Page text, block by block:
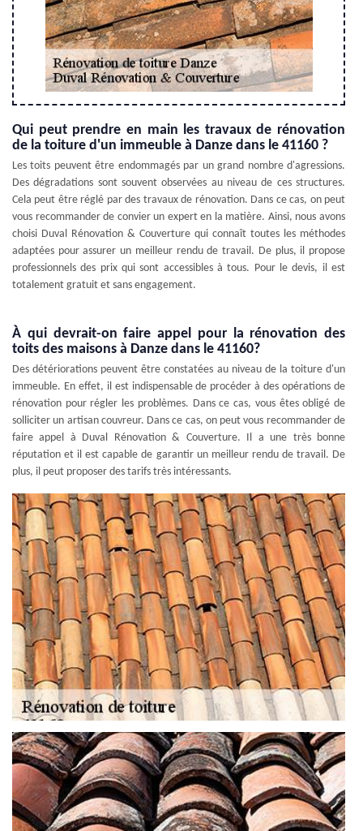
Qui peut prendre en main les travaux de rénovation
de la toiture d'un immeuble à Danze dans le 41160 ?
Les toits peuvent être endommagés par un grand nombre d'agressions.
Des dégradations sont souvent observées au niveau de ces structures.
Cela peut être réglé par des travaux de rénovation. Dans ce cas, on peut
vous recommander de convier un expert en la matière. Ainsi, nous avons
choisi Duval Rénovation & Couverture qui connaît toutes les méthodes
adaptées pour assurer un meilleur rendu de travail. De plus, il propose
professionnels des prix qui sont accessibles à tous. Pour le devis, il est
totalement gratuit et sans engagement.
À qui devrait-on faire appel pour la rénovation des
toits des maisons à Danze dans le 41160?
Des détériorations peuvent être constatées au niveau de la toiture d'un
immeuble. En effet, il est indispensable de procéder à des opérations de
rénovation pour régler les problèmes. Dans ce cas, vous êtes obligé de
solliciter un artisan couvreur. Dans ce cas, on peut vous recommander de
faire appel à Duval Rénovation & Couverture. Il a une très bonne
réputation et il est capable de garantir un meilleur rendu de travail. De
plus, il peut proposer des tarifs très intéressants.